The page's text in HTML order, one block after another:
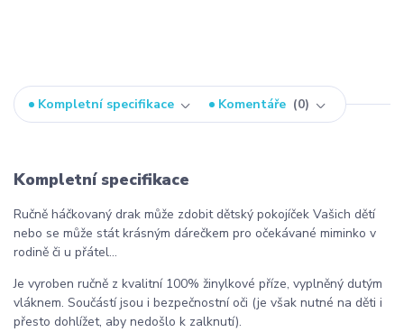
Kompletní specifikace Komentáře 0
Kompletní specifikace
Ručně háčkovaný drak může zdobit dětský pokojíček Vašich dětí
nebo se může stát krásným dárečkem pro očekávané miminko v
rodině či u přátel...
Je vyroben ručně z kvalitní 100% žinylkové příze, vyplněný dutým
vláknem. Součástí jsou i bezpečnostní oči (je však nutné na děti i
přesto dohlížet, aby nedošlo k zalknutí).